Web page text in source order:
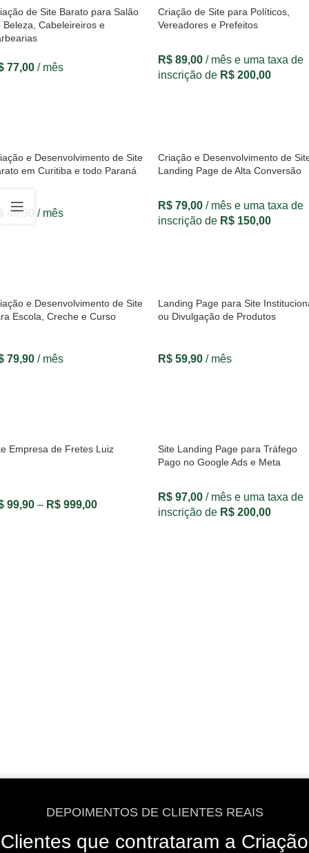
de Site Barato para Salão
Beleza, Cabeleireiros e
77,00 / mês
Criação de Site para Políticos,
Vereadores e Prefeitos
R$ 89,00 / mês e uma taxa de
inscrição de R$ 200,00
e Desenvolvimento de Site
em Curitiba e todo Paraná
49,90 / mês
Criação e Desenvolvimento de
Landing Page de Alta Conversão
R$ 79,00 / mês e uma taxa de
inscrição de R$ 150,00
e Desenvolvimento de Site
Escola, Creche e Curso
79,90 / mês
Landing Page para Site
ou Divulgação de Produtos
R$ 59,90 / mês
Empresa de Fretes Luiz
99,90 – R$ 999,00
Site Landing Page para Tráfego
Pago no Google Ads e Meta
R$ 97,00 / mês e uma taxa de
inscrição de R$ 200,00
DEPOIMENTOS DE CLIENTES REAIS
Clientes que contrataram a Criação